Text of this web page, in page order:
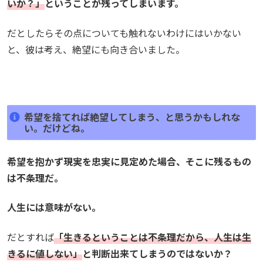
いか？」ということが残ってしまいます。
だとしたらその点についても触れないわけにはいかない
と、彼は考え、絶望にも向き合いました。
希望を捨てれば絶望してしまう、と思うかもしれな
い。だけどね。
希望を抱かず現実を忠実に見定めた場合、そこに残るもの
は不条理だ。
人生には意味がない。
だとすれば「生きるということは不条理だから、人生は生
きるに値しない」と判断出来てしまうのではないか？